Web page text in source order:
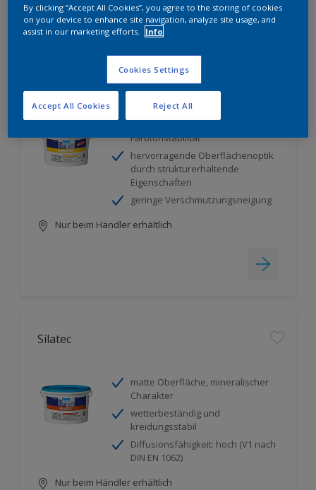
für matte Oberflächen mit hoher
Farbtonstabilität
hervorragende Oberflächenoptik
durch strukturerhaltende
Eigenschaften
geringe Verschmutzungsneigung
Nur beim Händler erhältlich
Silatec
matte Oberfläche, mineralischer
Charakter
wetterbeständig und
kreidungsstabil
Diffusionsfähigkeit: hoch (V1 nach
DIN EN 1062)
Nur beim Händler erhältlich
By clicking “Accept All Cookies”, you agree to the storing of cookies
on your device to enhance site navigation, analyze site usage, and
assist in our marketing efforts.
Info
Cookies Settings
Reject All
Accept All Cookies